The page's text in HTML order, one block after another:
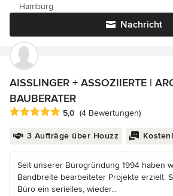
Nachricht
Hamburg
AISSLINGER + ASSOZIIERTE |
BAUBERATER
Durchschnittliche Bewertung: 5 von 5
5,0 (4 Bewertungen)
3 Aufträge über Houzz
Seit unserer Bürogründung 1994 haben
Bandbreite bearbeiteter Projekte erzielt.
Büro ein serielles, wieder...